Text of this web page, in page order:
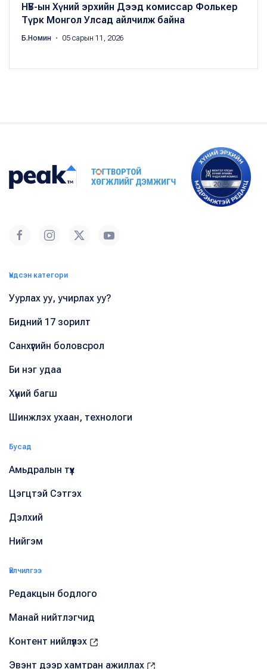
НҮБ-ын Хүний эрхийн Дээд комиссар Фолькер
Түрк Монгол Улсад айлчилж байна
Б.Номин ・ 05 сарын 11, 2026
Үндсэн категори
Уурлах уу, учирлах уу?
Бидний 17 зорилт
Санхүүгийн боловсрол
Би нэг удаа
Хүний багш
Шинжлэх ухаан, технологи
Бусад
Амьдралын түүх
Цэгцтэй Сэтгэх
Дэлхий
Нийгэм
Үйлчилгээ
Редакцын бодлого
Манай нийтлэгчид
Контент нийлүүлэх
Эвэнт дээр хамтран ажиллах